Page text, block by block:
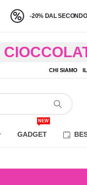
-20% DAL
IN
AREE
CHI SIAMO
GADGET
NEW